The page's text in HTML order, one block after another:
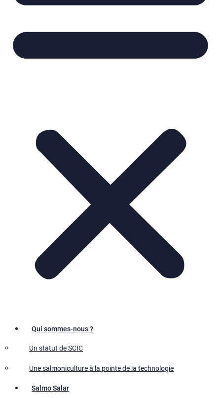
Qui sommes-nous ?
Un statut de SCIC
Une salmoniculture à la pointe de la technologie
Salmo Salar